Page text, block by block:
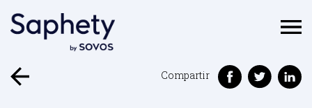
Compartir